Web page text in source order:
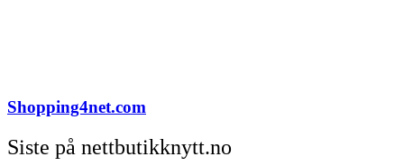
Shopping4net.com
Siste på nettbutikknytt.no